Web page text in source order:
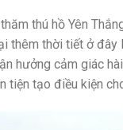
thú hồ Yên
thêm thời tiết ở
hưởng cảm giác
tiện tạo điều kiện